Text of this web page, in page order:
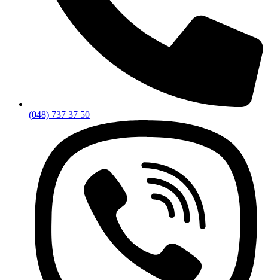
(048) 737 37 50